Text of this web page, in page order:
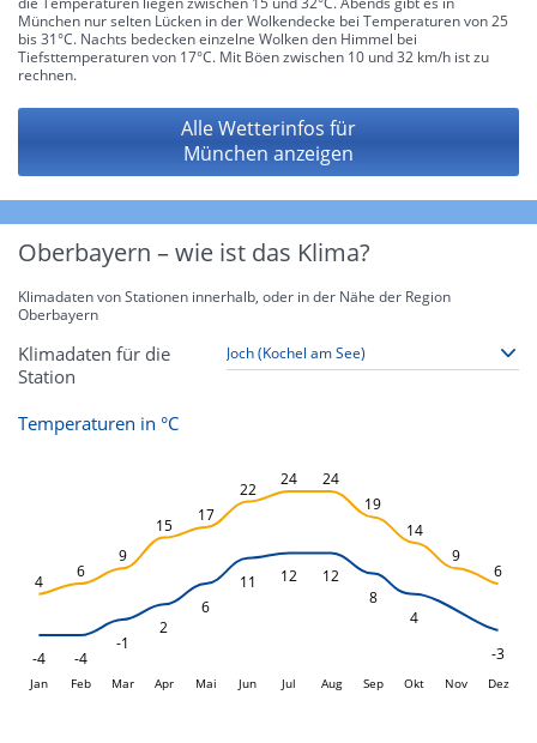
München nur selten Lücken in der Wolkendecke bei Temperaturen von 25
bis 31°C. Nachts bedecken einzelne Wolken den Himmel bei
Tiefsttemperaturen von 17°C. Mit Böen zwischen 10 und 32 km/h ist zu
rechnen.
Alle Wetterinfos für
München anzeigen
Oberbayern – wie ist das Klima?
Klimadaten von Stationen innerhalb, oder in der Nähe der Region
Oberbayern
Klimadaten für die
Station
Temperaturen in °C
4
6
9
15
17
22
24
24
19
14
9
6
-4 -4
-1
2
6
11 12
12
8
4
-3
Jan Feb Mar Apr Mai Jun Jul Aug Sep Okt Nov Dez